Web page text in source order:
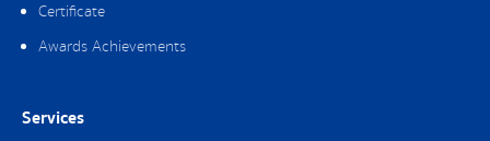
Certificate
Awards Achievements
Services